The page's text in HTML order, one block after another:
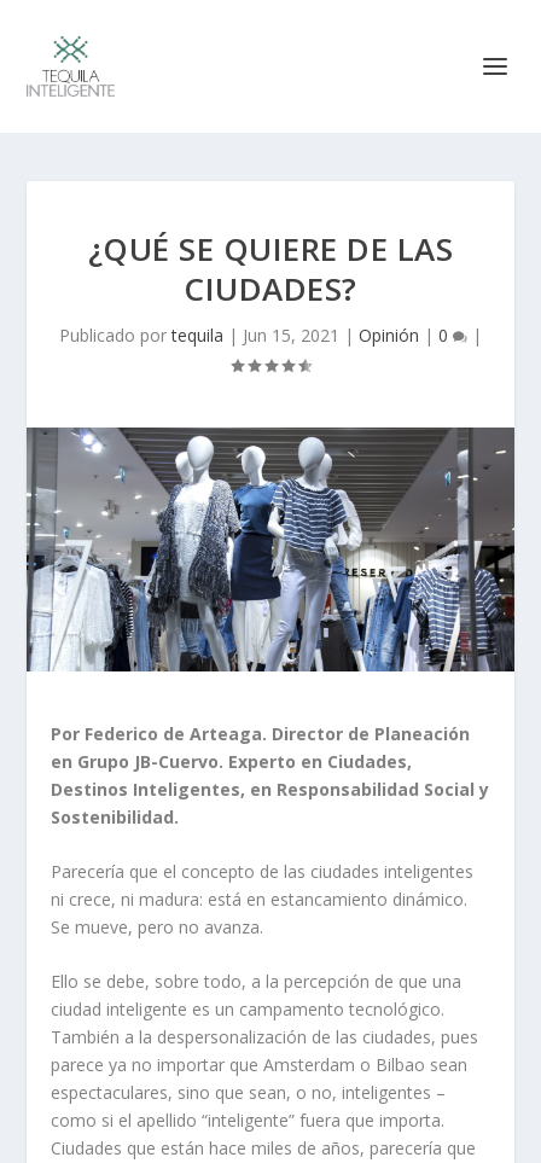
¿QUÉ SE QUIERE DE LAS
CIUDADES?
Publicado portequila | Jun 15, 2021 | Opinión | 0 |
Por Federico de Arteaga. Director de Planeación
en Grupo JB-Cuervo. Experto en Ciudades,
Destinos Inteligentes, en Responsabilidad Social y
Sostenibilidad.
Parecería que el concepto de las ciudades inteligentes
ni crece, ni madura: está en estancamiento dinámico.
Se mueve, pero no avanza.
Ello se debe, sobre todo, a la percepción de que una
ciudad inteligente es un campamento tecnológico.
También a la despersonalización de las ciudades, pues
parece ya no importar que Amsterdam o Bilbao sean
espectaculares, sino que sean, o no, inteligentes –
como si el apellido “inteligente” fuera que importa.
Ciudades que están hace miles de años, parecería que